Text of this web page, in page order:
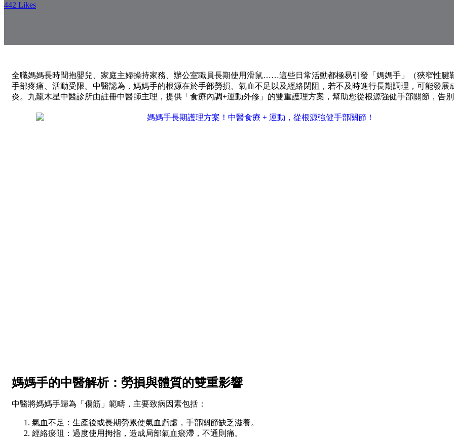
442 Likes
全職媽媽長時間抱嬰兒、家庭主婦操持家務、辦公室職員長期使用滑鼠……這些日常活動都極易引發「媽媽手」（狹窄性腱
手部疼痛、活動受限。中醫認為，媽媽手的根源在於手部勞損、氣血不足以及經絡閉阻，若不及時進行長期調理，可能發展
炎。九龍木星中醫診所由註冊中醫師主理，提供「食療內調+運動外修」的雙重護理方案，幫助您從根源強健手部關節，告別
媽媽手的中醫解析：勞損與體質的雙重影響
中醫將媽媽手歸為「傷筋」範疇，主要致病因素包括：
氣血不足：生產後或長期勞累使氣血虧虛，手部關節缺乏滋養。
經絡瘀阻：過度使用拇指，造成局部氣血瘀滯，不通則痛。